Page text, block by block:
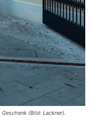
(Bild: Lackner).